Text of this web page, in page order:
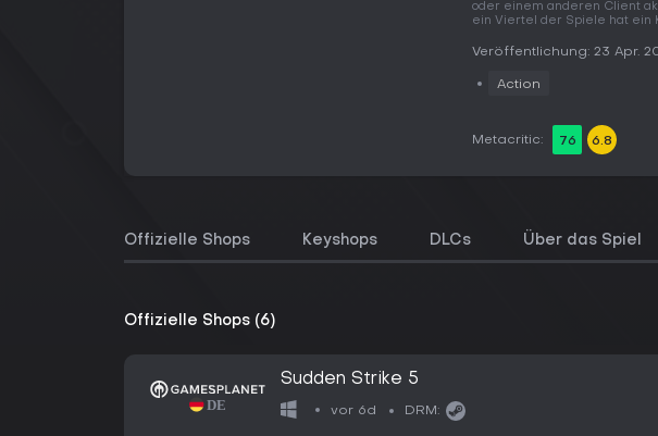
oder einem anderen Client
ein Viertel der Spiele hat ein
Veröffentlichung: 23 Apr.
Action
Metacritic: 76 6.8
Offizielle Shops Keyshops DLCs Über das Spiel
Offizielle Shops (6)
Sudden Strike 5
vor 6d DRM: